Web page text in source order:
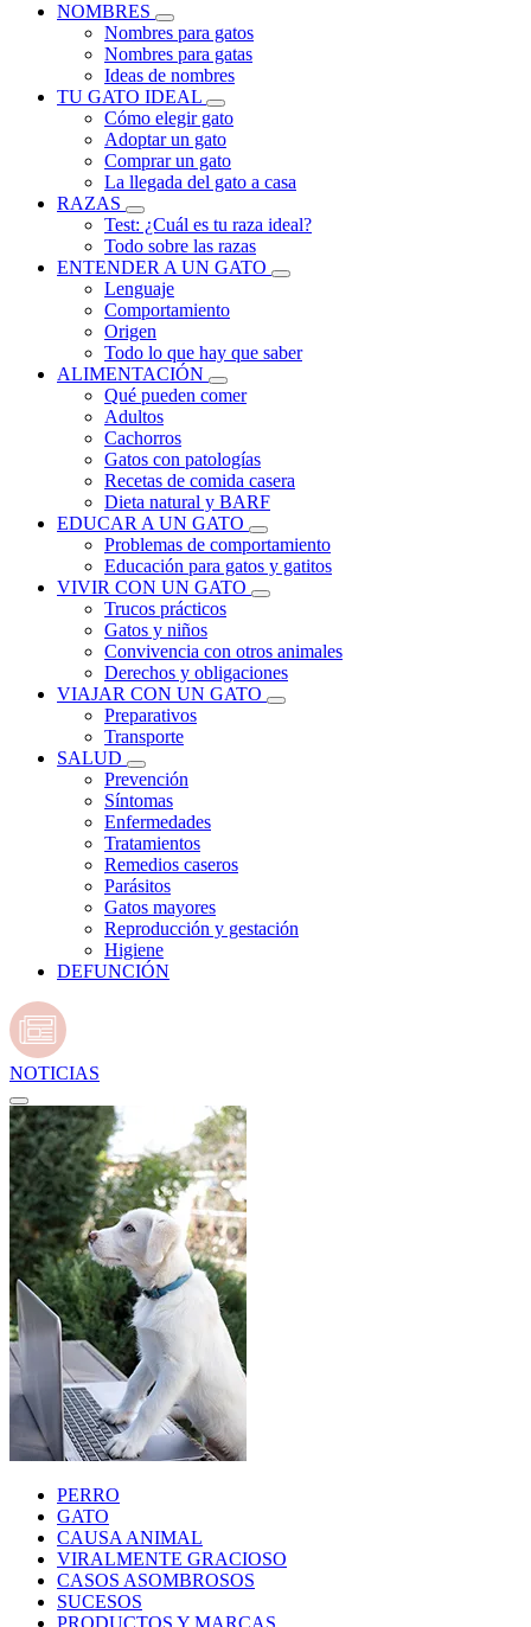
NOMBRES
Nombres para gatos
Nombres para gatas
Ideas de nombres
TU GATO IDEAL
Cómo elegir gato
Adoptar un gato
Comprar un gato
La llegada del gato a casa
RAZAS
Test: ¿Cuál es tu raza ideal?
Todo sobre las razas
ENTENDER A UN GATO
Lenguaje
Comportamiento
Origen
Todo lo que hay que saber
ALIMENTACIÓN
Qué pueden comer
Adultos
Cachorros
Gatos con patologías
Recetas de comida casera
Dieta natural y BARF
EDUCAR A UN GATO
Problemas de comportamiento
Educación para gatos y gatitos
VIVIR CON UN GATO
Trucos prácticos
Gatos y niños
Convivencia con otros animales
Derechos y obligaciones
VIAJAR CON UN GATO
Preparativos
Transporte
SALUD
Prevención
Síntomas
Enfermedades
Tratamientos
Remedios caseros
Parásitos
Gatos mayores
Reproducción y gestación
Higiene
DEFUNCIÓN
NOTICIAS
PERRO
GATO
CAUSA ANIMAL
VIRALMENTE GRACIOSO
CASOS ASOMBROSOS
SUCESOS
PRODUCTOS Y MARCAS